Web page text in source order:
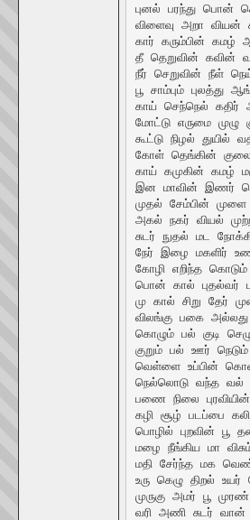
புனல் பரந்து பொன்
விளைவு அறா வியன்
கார் கரும்பின் கமழ்
தீ தெறுவின் கவின் வாடி
நீர் செறுவின் நீள்
பூ சாம்பும் புலத்து
காய் செந்நெல் கதிர்
மோட்டு எருமை முழு
கூட்டு நிழல் துயில்
கோள் தெங்கின்
காய் கமுகின் கமழ்
இன மாவின் இணர்
முதல் சேம்பின்
அகல் நகர் வியல்
சுடர் நுதல் மட
நேர் இழை மகளிர்
கோழி எறிந்த
பொன் கால் புதல்வர்
மு கால் சிறு தேர் முன்
விலங்கு பகை
கொழும் பல் குடி
குறும் பல் ஊர்
வெள்ளை உப்பின்
நெல்லொடு வந்த வல்
பணை நிலை
கழி சூழ் படப்பை
பொழில் புறவின் பூ
மழை நீங்கிய மா
மதி சேர்ந்த மக வெண்
உரு கெழு திறல் உயர்
முருகு அமர் பூ
வரி அணி சுடர்